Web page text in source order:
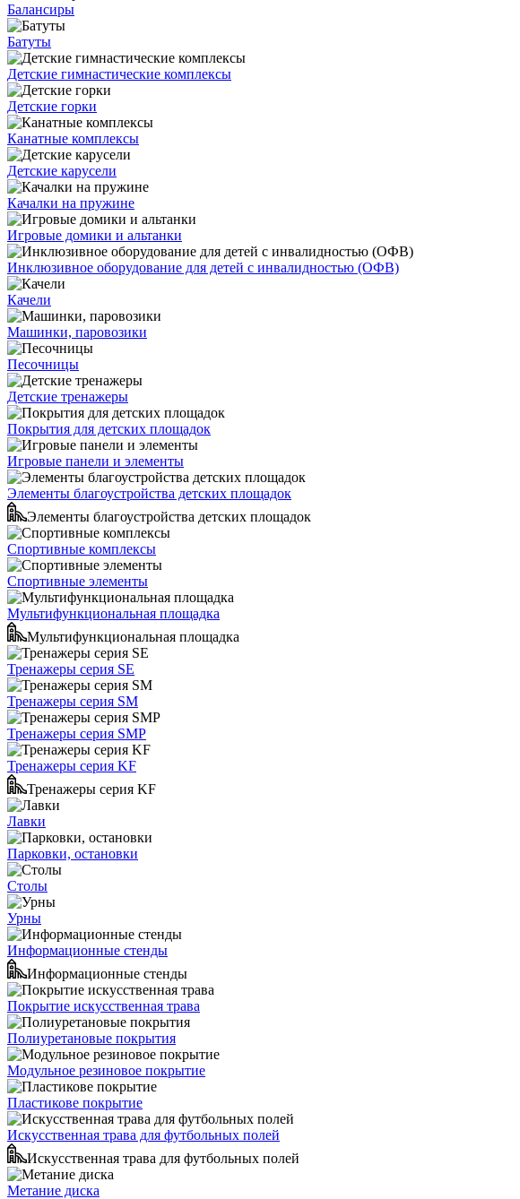
Балансиры
Батуты
Детские гимнастические комплексы
Детские горки
Канатные комплексы
Детские карусели
Качалки на пружине
Игровые домики и альтанки
Инклюзивное оборудование для детей с инвалидностью (ОФВ)
Качели
Машинки, паровозики
Песочницы
Детские тренажеры
Покрытия для детских площадок
Игровые панели и элементы
Элементы благоустройства детских площадок
Элементы благоустройства детских площадок
Спортивные комплексы
Спортивные элементы
Мультифункциональная площадка
Мультифункциональная площадка
Тренажеры серия SE
Тренажеры серия SM
Тренажеры серия SMP
Тренажеры серия KF
Тренажеры серия KF
Лавки
Парковки, остановки
Столы
Урны
Информационные стенды
Информационные стенды
Покрытие искусственная трава
Полиуретановые покрытия
Модульное резиновое покрытие
Пластикове покрытие
Искусственная трава для футбольных полей
Искусственная трава для футбольных полей
Метание диска